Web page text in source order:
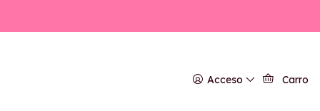
Acceso Carro
1 Kilo
Definicion